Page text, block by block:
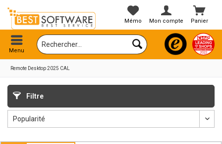
Panier
Mémo Mon compte
Menu
Remote Desktop 2025 CAL
Filtre